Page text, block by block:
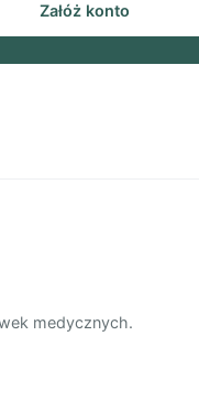
Załóż konto
medycznych.